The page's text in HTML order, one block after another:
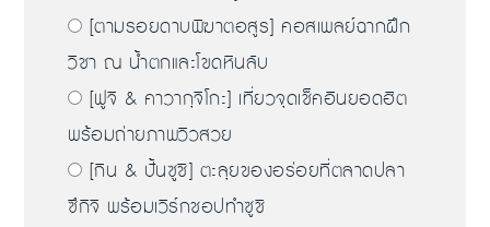
[ตามรอยดาบพิฆาตอสูร] คอสเพลย์ฉากฝึก
วิชา ณ น้ำตกและโขดหินลับ
[ฟูจิ & คาวากุจิโกะ] เที่ยวจุดเช็คอินยอดฮิต
พร้อมถ่ายภาพวิวสวย
[กิน & ปั้นซูชิ] ตะลุยของอร่อยที่ตลาดปลา
ซึกิจิ พร้อมเวิร์กชอปทำซูชิ